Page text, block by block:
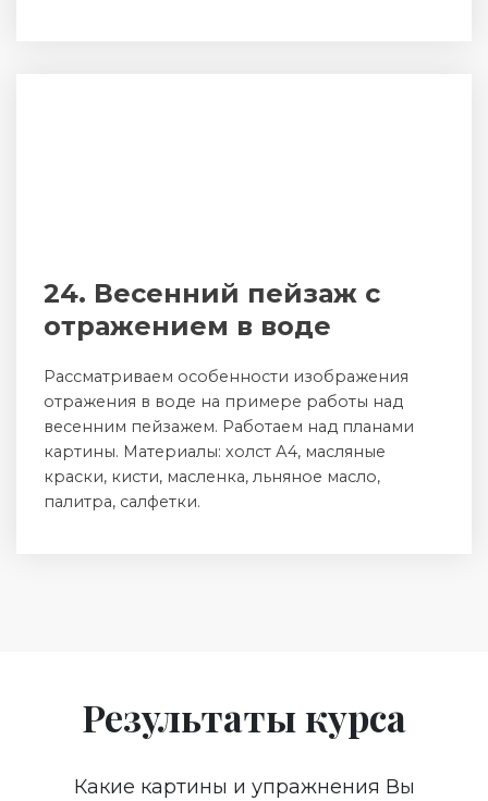
24. Весенний пейзаж с
отражением в воде
Рассматриваем особенности изображения
отражения в воде на примере работы над
весенним пейзажем. Работаем над планами
картины. Материалы: холст А4, масляные
краски, кисти, масленка, льняное масло,
палитра, салфетки.
Результаты курса
Какие картины и упражнения Вы